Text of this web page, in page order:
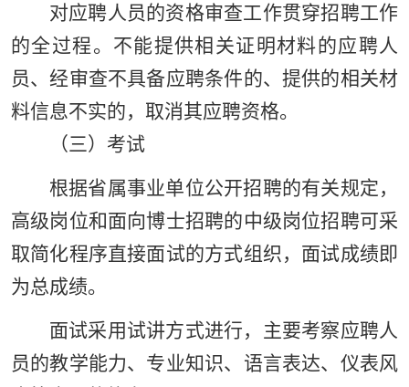
对应聘人员的资格审查工作贯穿招聘工作
的全过程。不能提供相关证明材料的应聘人
员、经审查不具备应聘条件的、提供的相关材
料信息不实的，取消其应聘资格。
（三）考试
根据省属事业单位公开招聘的有关规定，
高级岗位和面向博士招聘的中级岗位招聘可采
取简化程序直接面试的方式组织，面试成绩即
为总成绩。
面试采用试讲方式进行，主要考察应聘人
员的教学能力、专业知识、语言表达、仪表风